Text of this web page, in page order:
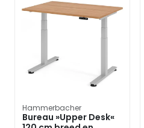
Hammerbacher
Bureau »Upper Desk«